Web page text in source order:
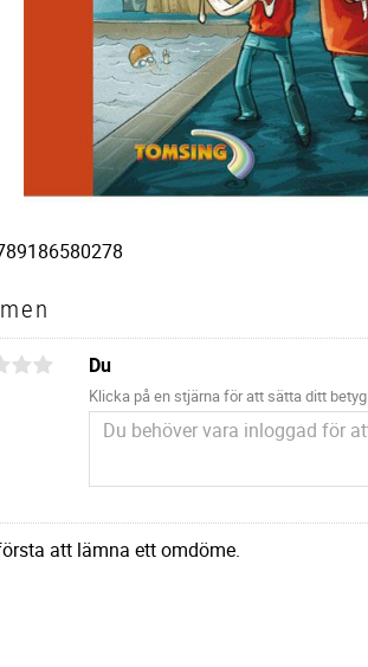
Du
Klicka på en stjärna för att sätta ditt betyg
att lämna ett omdöme.